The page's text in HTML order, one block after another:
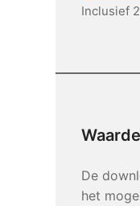
Inclusief
De
het